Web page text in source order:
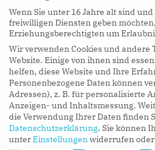
hy
LISTEN
Wenn Sie unter 16 Jahre alt sind
freiwilligen Diensten geben
Erziehungsberechtigten um
Wir verwenden Cookies und andere
Website. Einige von ihnen sind
helfen, diese Website und Ihre
Personenbezogene Daten können
Adressen), z. B. für personalisierte
Anzeigen- und Inhaltsmessung.
die Verwendung Ihrer Daten finden
Datenschutzerklärung. Sie können
unterEinstellungenwiderrufen